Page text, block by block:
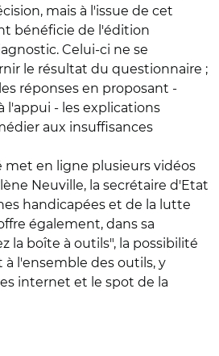
mais à l'issue de cet
bénéficie de l'édition
Celui-ci ne se
le résultat du questionnaire ;
réponses en proposant -
l'appui - les explications
aux insuffisances
met en ligne plusieurs vidéos
Neuville, la secrétaire d'Etat
handicapées et de la lutte
également, dans sa
la boîte à outils", la possibilité
l'ensemble des outils, y
internet et le spot de la